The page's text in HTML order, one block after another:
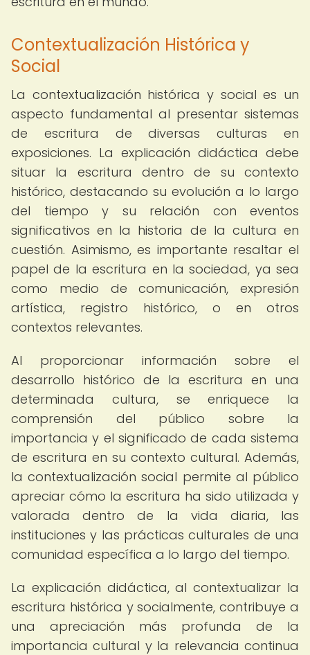
Contextualización Histórica y
Social
La contextualización histórica y social es un
aspecto fundamental al presentar sistemas
de escritura de diversas culturas en
exposiciones. La explicación didáctica debe
situar la escritura dentro de su contexto
histórico, destacando su evolución a lo largo
del tiempo y su relación con eventos
significativos en la historia de la cultura en
cuestión. Asimismo, es importante resaltar el
papel de la escritura en la sociedad, ya sea
como medio de comunicación, expresión
artística, registro histórico, o en otros
contextos relevantes.
Al proporcionar información sobre el
desarrollo histórico de la escritura en una
determinada cultura, se enriquece la
comprensión del público sobre la
importancia y el significado de cada sistema
de escritura en su contexto cultural. Además,
la contextualización social permite al público
apreciar cómo la escritura ha sido utilizada y
valorada dentro de la vida diaria, las
instituciones y las prácticas culturales de una
comunidad específica a lo largo del tiempo.
La explicación didáctica, al contextualizar la
escritura histórica y socialmente, contribuye a
una apreciación más profunda de la
importancia cultural y la relevancia continua